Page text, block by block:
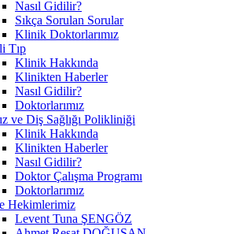
Nasıl Gidilir?
Sıkça Sorulan Sorular
Klinik Doktorlarımız
Tıp
Klinik Hakkında
Klinikten Haberler
Nasıl Gidilir?
Doktorlarımız
ve Diş Sağlığı Polikliniği
Klinik Hakkında
Klinikten Haberler
Nasıl Gidilir?
Doktor Çalışma Programı
Doktorlarımız
Hekimlerimiz
Levent Tuna ŞENGÖZ